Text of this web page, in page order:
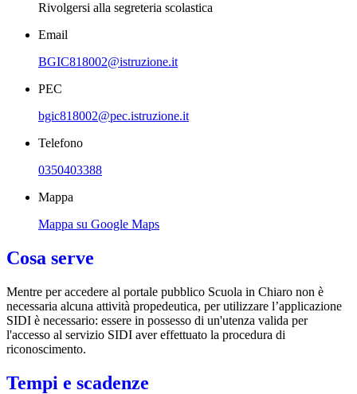
Rivolgersi alla segreteria scolastica
Email
BGIC818002@istruzione.it
PEC
bgic818002@pec.istruzione.it
Telefono
0350403388
Mappa
Mappa su Google Maps
Cosa serve
Mentre per accedere al portale pubblico Scuola in Chiaro non è
necessaria alcuna attività propedeutica, per utilizzare l’applicazione
SIDI è necessario: essere in possesso di un'utenza valida per
l'accesso al servizio SIDI aver effettuato la procedura di
riconoscimento.
Tempi e scadenze